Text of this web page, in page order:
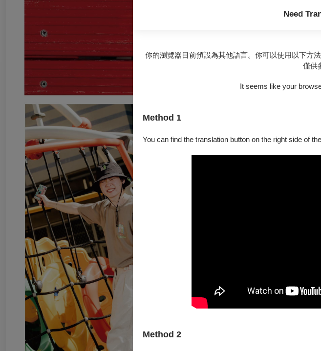
Need
你的瀏覽器目前預設為其他語言。你可以使用以下方
僅供
It seems like your
Method 1
You can find the translation button on the right side of
Method 2